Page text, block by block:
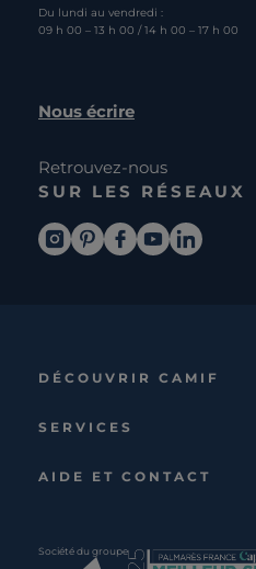
Du lundi au vendredi :
09 h 00 – 13 h 00 / 14 h 00 – 17 h 00
Nous écrire
Retrouvez-nous
SUR LES RÉSEAUX
DÉCOUVRIR CAMIF
Nos collections
Boutique
SERVICES
Carte cadeau Camif
AIDE ET CONTACT
Société du groupe